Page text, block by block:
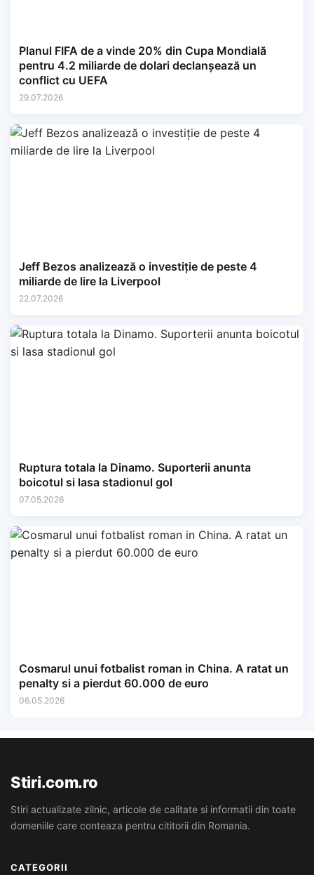
Planul FIFA de a vinde 20% din Cupa Mondială
pentru 4.2 miliarde de dolari declanșează un
conflict cu UEFA
29.07.2026
Jeff Bezos analizează o investiție de peste 4
miliarde de lire la Liverpool
22.07.2026
Ruptura totala la Dinamo. Suporterii anunta
boicotul si lasa stadionul gol
07.05.2026
Cosmarul unui fotbalist roman in China. A ratat un
penalty si a pierdut 60.000 de euro
06.05.2026
Stiri.com.ro
Stiri actualizate zilnic, articole de calitate si informatii din toate
domeniile care conteaza pentru cititorii din Romania.
CATEGORII